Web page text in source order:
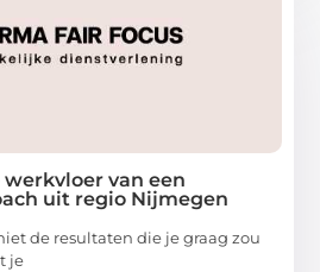
van een
uit regio Nijmegen
de resultaten die je graag zou
je